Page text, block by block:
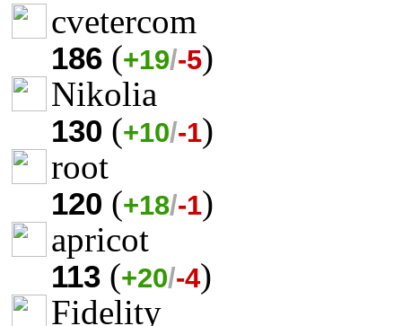
cvetercom
186 (+19/-5)
Nikolia
130 (+10/-1)
root
120 (+18/-1)
apricot
113 (+20/-4)
Fidelity